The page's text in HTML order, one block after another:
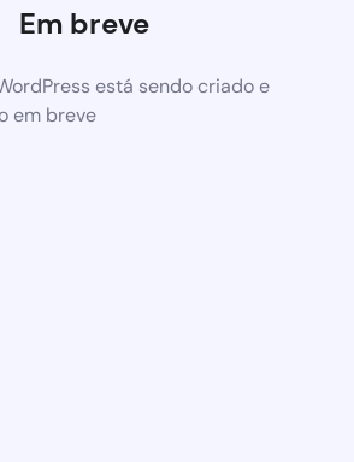
Em breve
está sendo criado e
em breve